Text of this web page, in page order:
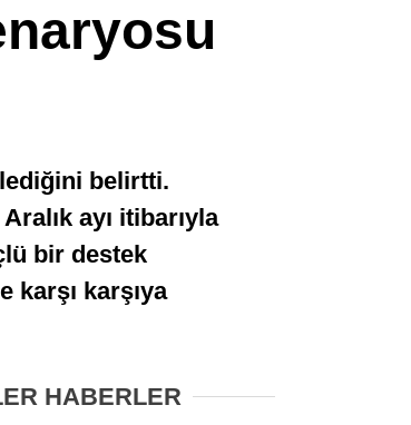
Altcoin Haberleri
belirtti.
ayı itibarıyla
bir destek
karşı karşıya
HABERLER